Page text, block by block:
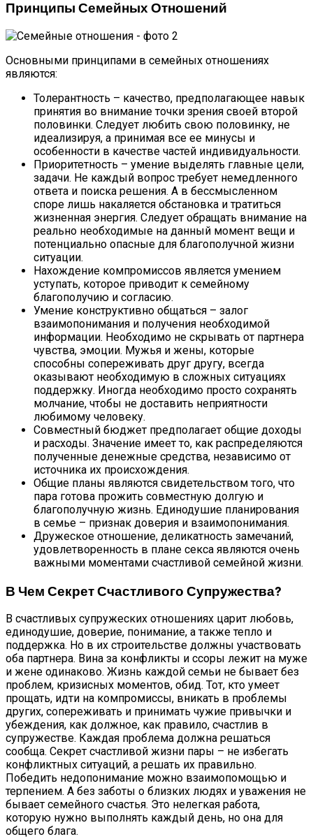
Принципы Семейных Отношений
Основными принципами в семейных отношениях
являются:
Толерантность – качество, предполагающее навык
принятия во внимание точки зрения своей второй
половинки. Следует любить свою половинку, не
идеализируя, а принимая все ее минусы и
особенности в качестве частей индивидуальности.
Приоритетность – умение выделять главные цели,
задачи. Не каждый вопрос требует немедленного
ответа и поиска решения. А в бессмысленном
споре лишь накаляется обстановка и тратиться
жизненная энергия. Следует обращать внимание на
реально необходимые на данный момент вещи и
потенциально опасные для благополучной жизни
ситуации.
Нахождение компромиссов является умением
уступать, которое приводит к семейному
благополучию и согласию.
Умение конструктивно общаться – залог
взаимопонимания и получения необходимой
информации. Необходимо не скрывать от партнера
чувства, эмоции. Мужья и жены, которые
способны сопереживать друг другу, всегда
оказывают необходимую в сложных ситуациях
поддержку. Иногда необходимо просто сохранять
молчание, чтобы не доставить неприятности
любимому человеку.
Совместный бюджет предполагает общие доходы
и расходы. Значение имеет то, как распределяются
полученные денежные средства, независимо от
источника их происхождения.
Общие планы являются свидетельством того, что
пара готова прожить совместную долгую и
благополучную жизнь. Единодушие планирования
в семье – признак доверия и взаимопонимания.
Дружеское отношение, деликатность замечаний,
удовлетворенность в плане секса являются очень
важными моментами счастливой семейной жизни.
В Чем Секрет Счастливого Супружества?
В счастливых супружеских отношениях царит любовь,
единодушие, доверие, понимание, а также тепло и
поддержка. Но в их строительстве должны участвовать
оба партнера. Вина за конфликты и ссоры лежит на муже
и жене одинаково. Жизнь каждой семьи не бывает без
проблем, кризисных моментов, обид. Тот, кто умеет
прощать, идти на компромиссы, вникать в проблемы
других, сопереживать и принимать чужие привычки и
убеждения, как должное, как правило, счастлив в
супружестве. Каждая проблема должна решаться
сообща. Секрет счастливой жизни пары – не избегать
конфликтных ситуаций, а решать их правильно.
Победить недопонимание можно взаимопомощью и
терпением. А без заботы о близких людях и уважения не
бывает семейного счастья. Это нелегкая работа,
которую нужно выполнять каждый день, но она для
общего блага.